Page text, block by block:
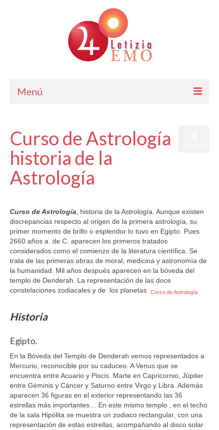
Menú
Cursos de Astrología
Consulta
Blog. Horóscopo Gratis
Contáctame
Curso de Astrología
historia de la
Astrología
Curso de Astrología , historia de la Astrología. Aunque existen
discrepancias respecto al origen de la primera astrología, su
primer momento de brillo o esplendor lo tuvo en Egipto. Pues
2660 años a. de C. aparecen los primeros tratados
considerados como el comienzo de la literatura científica. Se
trata de las primeras obras de moral, medicina y astronomía de
la humanidad. Mil años después aparecen en la bóveda del
templo de Denderah. La representación de las doce
constelaciones zodiacales y de los planetas.
Curso de Astrología
Historia
Egipto.
En la Bóveda del Templo de Denderah vemos representados a
Mercurio, reconocible por su caduceo. A Venus que se
encuentra entre Acuario y Piscis. Marte en Capricornio, Júpiter
entre Géminis y Cáncer y Saturno entre Virgo y Libra. Además
aparecen 36 figuras en el exterior representando las 36
estrellas más importantes… En este mismo templo , en el techo
de la sala Hipólita se muestra un zodiaco rectangular, con una
representación de estas estrellas, acompañando al disco solar